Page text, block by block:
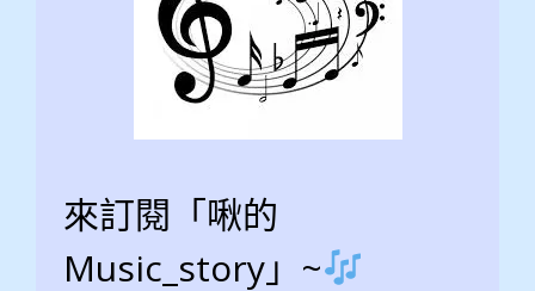
來訂閱「啾的
Music_story」~